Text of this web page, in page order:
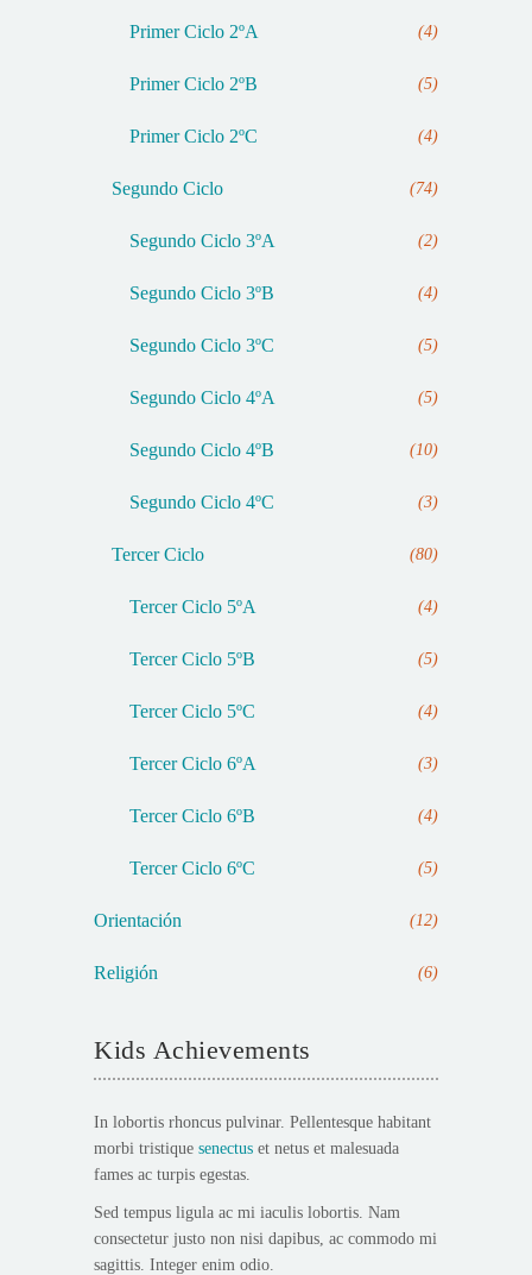
Primer Ciclo 2ºA (4)
Primer Ciclo 2ºB (5)
Primer Ciclo 2ºC (4)
Segundo Ciclo (74)
Segundo Ciclo 3ºA (2)
Segundo Ciclo 3ºB (4)
Segundo Ciclo 3ºC (5)
Segundo Ciclo 4ºA (5)
Segundo Ciclo 4ºB (10)
Segundo Ciclo 4ºC (3)
Tercer Ciclo (80)
Tercer Ciclo 5ºA (4)
Tercer Ciclo 5ºB (5)
Tercer Ciclo 5ºC (4)
Tercer Ciclo 6ºA (3)
Tercer Ciclo 6ºB (4)
Tercer Ciclo 6ºC (5)
Orientación (12)
Religión (6)
Kids Achievements
In lobortis rhoncus pulvinar. Pellentesque habitant
morbi tristique senectus et netus et malesuada
fames ac turpis egestas.
Sed tempus ligula ac mi iaculis lobortis. Nam
consectetur justo non nisi dapibus, ac commodo mi
sagittis. Integer enim odio.